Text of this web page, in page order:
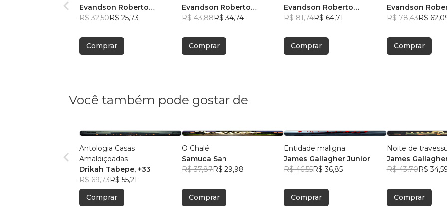
Evandson Roberto
Laurindo
R$ 32,50R$ 25,73
Comprar
Evandson Roberto
Laurindo
R$ 43,88R$ 34,74
Comprar
Evandson Roberto
Laurindo
R$ 81,74R$ 64,71
Comprar
Evandson
Laurindo
R$ 78,43R$
Comprar
Você também pode gostar de
Antologia Casas
Amaldiçoadas
Drikah Tabepe, +33
R$ 69,73R$ 55,21
Comprar
O Chalé
Samuca San
R$ 37,87R$ 29,98
Comprar
Entidade maligna
James Gallagher Junior
R$ 46,55R$ 36,85
Comprar
Noite de
James
R$ 43,70R$ 34,59
Comprar